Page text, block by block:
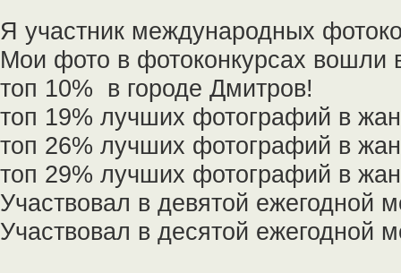
Я участник международных
Мои фото в фотоконкурсах вошли
топ 10% в городе Дмитров!
топ 19% лучших фотографий в
топ 26% лучших фотографий в
топ 29% лучших фотографий в
Участвовал в девятой ежегодной
Участвовал в десятой ежегодной